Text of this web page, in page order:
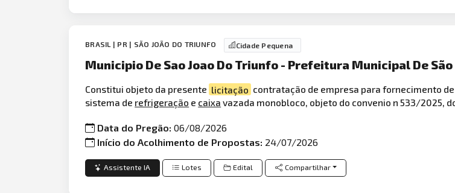
BRASIL | PR | SÃO JOÃO DO TRIUNFO Cidade Pequena
Municipio De Sao Joao Do Triunfo - Prefeitura Municipal De São
Constitui objeto da presente licitação contratação de empresa para fornecimento
sistema de refrigeração e caixa vazada monobloco, objeto do convenio n 533/2025,
Data do Pregão:06/08/2026
Início do Acolhimento de Propostas: 24/07/2026
Assistente IA Lotes Edital Compartilhar